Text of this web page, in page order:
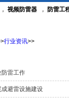
， 视频防雷器 ， 防雷工
行业资讯>>
防雷工作
避雷设施建设